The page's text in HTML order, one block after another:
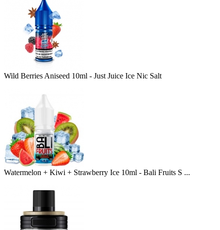
Wild Berries Aniseed 10ml - Just Juice Ice Nic Salt
Watermelon + Kiwi + Strawberry Ice 10ml - Bali Fruits S ...